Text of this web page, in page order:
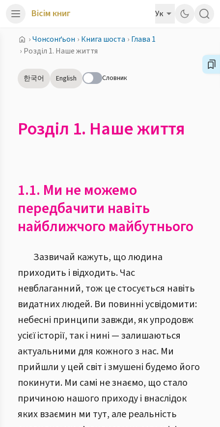
Вісім книг Ук
›Чонсонґьон › Книга шоста › Глава 1
› Розділ 1. Наше життя
한국어 English Словник
Розділ 1. Наше життя
1.1. Ми не можемо
передбачити навіть
найближчого майбутнього
Зазвичай кажуть, що людина
приходить і відходить. Час
невблаганний, тож це стосується навіть
видатних людей. Ви повинні усвідомити:
небесні принципи завжди, як упродовж
усієї історії, так і нині — залишаються
актуальними для кожного з нас. Ми
прийшли у цей світ і змушені будемо його
покинути. Ми самі не знаємо, що стало
причиною нашого приходу і внаслідок
яких взаємин ми тут, але реальність